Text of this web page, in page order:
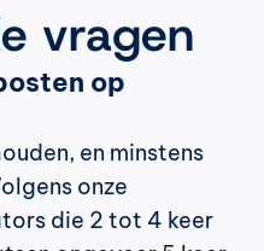
vragen
op
en minstens
onze
die 2 tot 4 keer